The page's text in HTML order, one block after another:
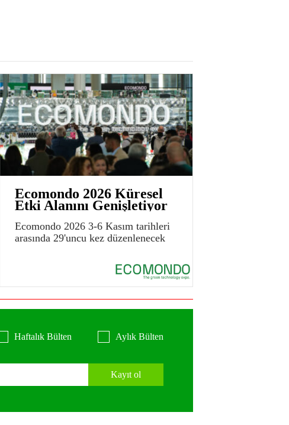
Ecomondo 2026 Küresel
Etki Alanını Genişletiyor
Ecomondo 2026 3-6 Kasım tarihleri
arasında 29'uncu kez düzenlenecek
Haftalık Bülten Aylık Bülten
Kayıt ol